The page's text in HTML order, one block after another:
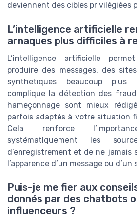
deviennent des cibles privilégiées
L’intelligence artificielle
arnaques plus difficiles à
L’intelligence artificielle
produire des messages, des
synthétiques beaucoup
complique la détection des
hameçonnage sont mieux
parfois adaptés à votre situation
Cela renforce
systématiquement les
d’enregistrement et de ne jamais
l’apparence d’un message ou d’un
Puis-je me fier aux
donnés par des chatbots
influenceurs ?